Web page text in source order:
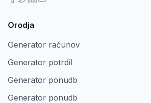
Orodja
Generator računov
Generator potrdil
Generator ponudb
Generator ponudb